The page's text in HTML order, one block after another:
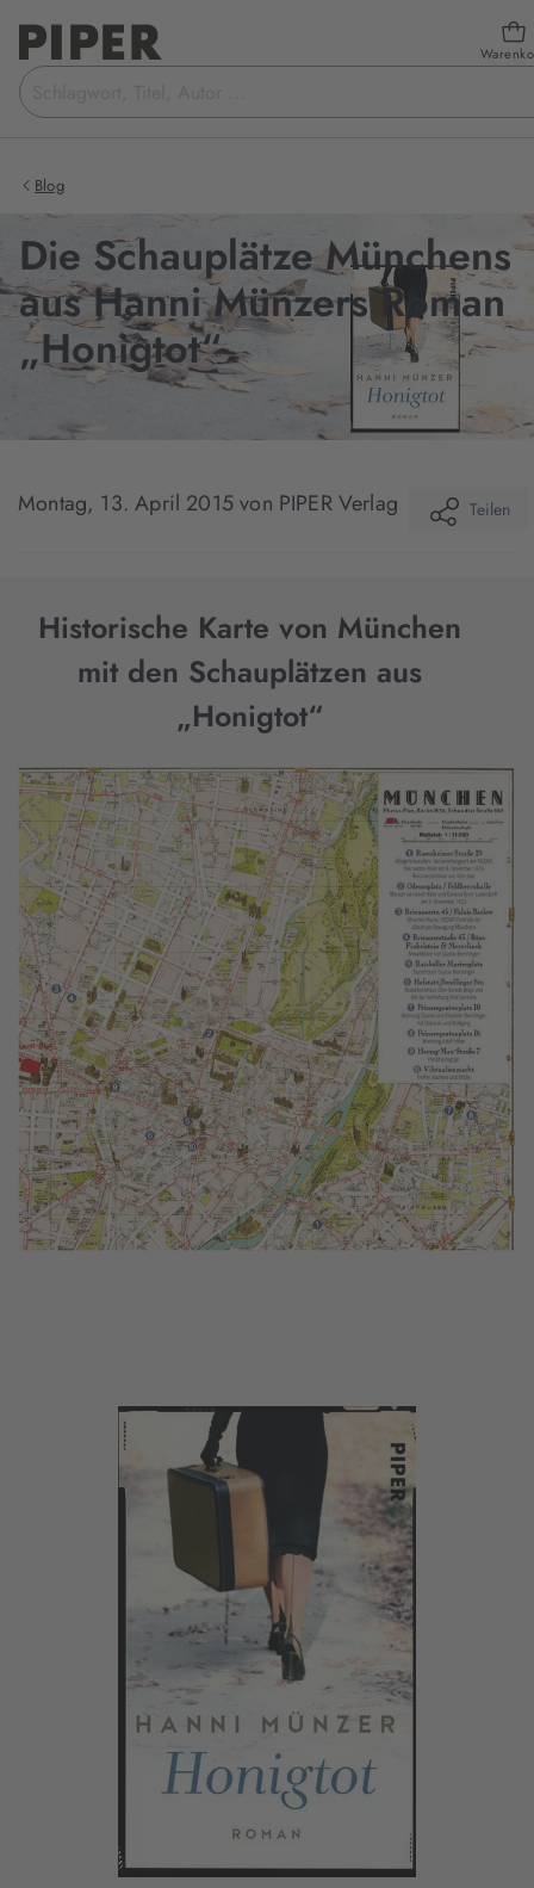
Suchbegriff
eingeben
Blog
Die Schauplätze Münchens
aus Hanni Münzers Roman
„Honigtot“
Montag, 13. April 2015von PIPER Verlag Teilen
Historische Karte von München
mit den Schauplätzen aus
„Honigtot“